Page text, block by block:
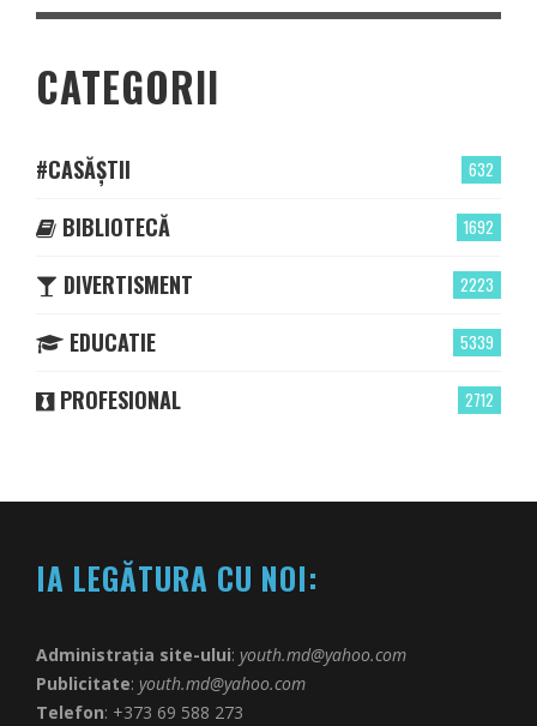
CATEGORII
632
#CASĂȘTII
1692
BIBLIOTECĂ
2223
DIVERTISMENT
5339
EDUCATIE
2712
PROFESIONAL
IA LEGĂTURA CU NOI:
Administrația site-ului: youth.md@yahoo.com
Publicitate: youth.md@yahoo.com
Telefon: +373 69 588 273